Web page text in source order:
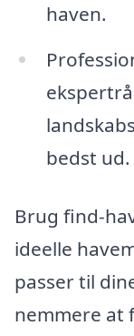
haven.
bedst ud.
Brug find-
ideelle
passer til
nemmere at